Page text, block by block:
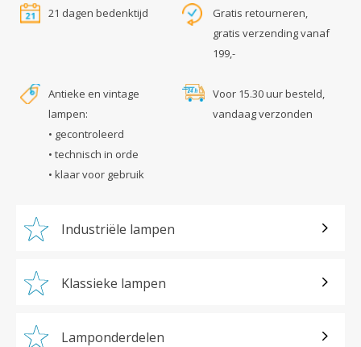
21 dagen bedenktijd
Gratis retourneren,
gratis verzending vanaf
199,-
Antieke en vintage
lampen:
• gecontroleerd
• technisch in orde
• klaar voor gebruik
Voor 15.30 uur besteld,
vandaag verzonden
Industriële lampen
Klassieke lampen
Lamponderdelen